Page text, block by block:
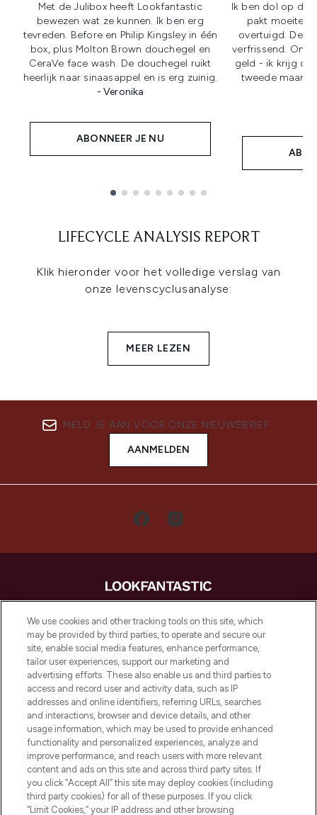
Met de Julibox heeft Lookfantastic
bewezen wat ze kunnen. Ik ben erg
tevreden. Before en Philip Kingsley in één
box, plus Molton Brown douchegel en
CeraVe face wash. De douchegel ruikt
heerlijk naar sinaasappel en is erg zuinig.
- Veronika
ABONNEER JE NU
Ik ben dol op
pakt
overtuigd. De
verfrissend.
geld - ik krijg
tweede maand
LIFECYCLE ANALYSIS REPORT
Klik hieronder voor het volledige verslag van
onze levenscyclusanalyse:
MEER LEZEN
MELD JE AAN VOOR ONZE NIEUWSBRIEF
AANMELDEN
LOOKFANTASTIC is de ultieme online
beautybestemming van Europa, met de
beste huidverzorging, haarproducten en
make-up van meer dan 200 topmerken.
Shop online of via de app, met gratis
verzending vanaf €40.
Cookie-toestemming
Do Not Sell or Share My Personal
Information
HELP & INFORMATIE
We use cookies and other tracking tools on this site, which
may be provided by third parties, to operate and secure our
site, enable social media features, enhance performance,
tailor user experiences, support our marketing and
advertising efforts. These also enable us and third parties to
access and record user and activity data, such as IP
addresses and online identifiers, referring URLs, searches
and interactions, browser and device details, and other
usage information, which may be used to provide enhanced
functionality and personalized experiences, analyze and
improve performance, and reach users with more relevant
content and ads on this site and across third party sites. If
you click “Accept All” this site may deploy cookies (including
third party cookies) for all of these purposes. If you click
“Limit Cookies,” your IP address and other browsing